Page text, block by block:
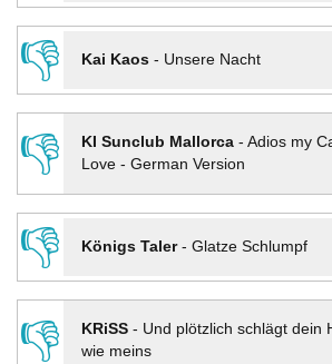
👎
Kai Kaos- Unsere Nacht
👎
KI Sunclub Mallorca- Adios my
Love - German Version
👎
Königs Taler- Glatze Schlumpf
👎
KRiSS- Und plötzlich schlägt dein
wie meins